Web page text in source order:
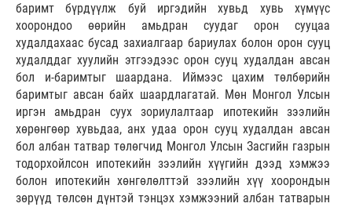
баримт бүрдүүлж буй иргэдийн хувьд хувь хүмүүс
хоорондоо өөрийн амьдран суудаг орон сууцаа
худалдахаас бусад захиалгаар бариулах болон орон сууц
худалддаг хуулийн этгээдээс орон сууц худалдан авсан
бол и-баримтыг шаардана. Иймээс цахим төлбөрийн
баримтыг авсан байх шаардлагатай. Мөн Монгол Улсын
иргэн амьдран суух зориулалтаар ипотекийн зээлийн
хөрөнгөөр хувьдаа, анх удаа орон сууц худалдан авсан
бол албан татвар төлөгчид Монгол Улсын Засгийн газрын
тодорхойлсон ипотекийн зээлийн хүүгийн дээд хэмжээ
болон ипотекийн хөнгөлөлттэй зээлийн хүү хоорондын
зөрүүд төлсөн дүнтэй тэнцэх хэмжээний албан татварын